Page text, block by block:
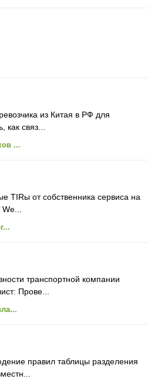
из Китая в РФ для
связ...
...
TIRы от собственника сервиса на
транспортной компании
Прове...
правил таблицы разделения